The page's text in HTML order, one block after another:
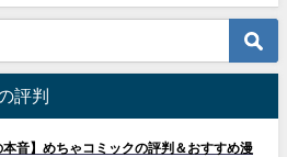
評判
本音】めちゃコミックの評判＆おすすめ漫